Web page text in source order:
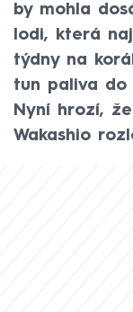
by mohla
lodi, která
týdny na
tun paliva do
Nyní hrozí,
Wakashio